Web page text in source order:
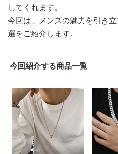
してくれます。
今回は、メンズの魅力を引き
選をご紹介します。
今回紹介する商品一覧